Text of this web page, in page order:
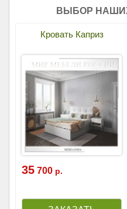
ВЫБОР
Кровать Каприз
35 700 р.